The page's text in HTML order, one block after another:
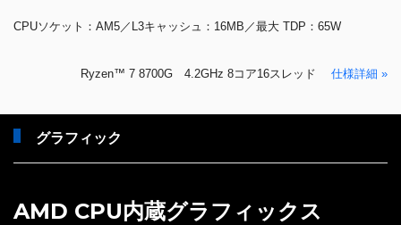
CPUソケット：AM5／L3キャッシュ：16MB／最大 TDP：65W
Ryzen™ 7 8700G 4.2GHz 8コア16スレッド 仕様詳細 »
グラフィック
AMD CPU内蔵グラフィックス